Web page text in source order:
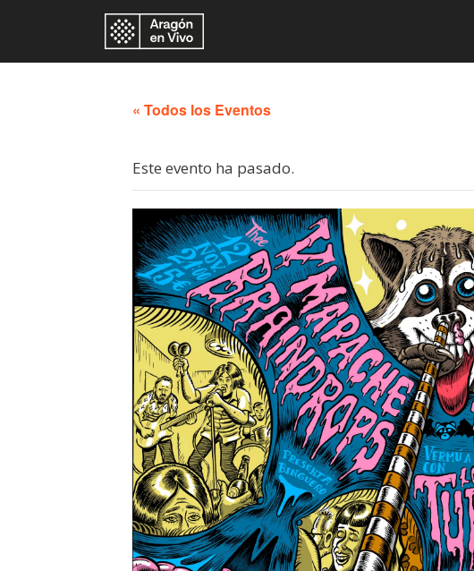
« Todos los Eventos
Este evento ha pasado.